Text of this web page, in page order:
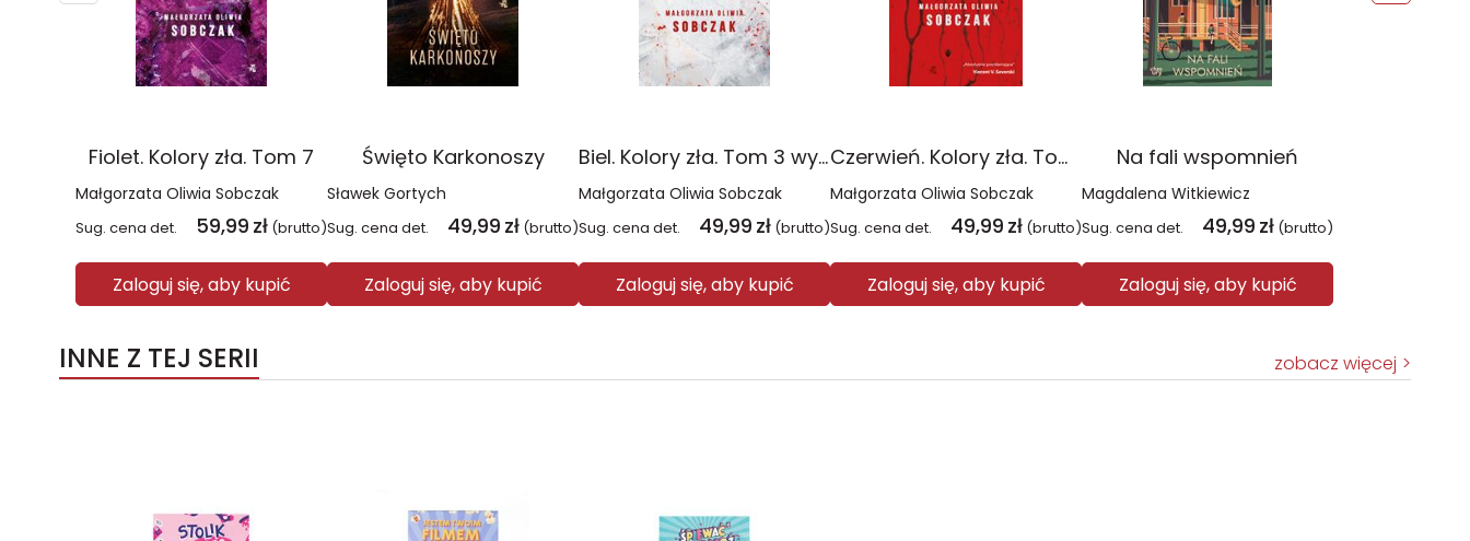
Fiolet. Kolory zła. Tom 7
Małgorzata Oliwia Sobczak
Sug. cena det. 59,99 zł (brutto)
Zaloguj się, aby kupić
Święto Karkonoszy
Sławek Gortych
Sug. cena det. 49,99 zł (brutto)
Zaloguj się, aby kupić
Biel. Kolory zła. Tom 3 wyd. 2025
Małgorzata Oliwia Sobczak
Sug. cena det. 49,99 zł (brutto)
Zaloguj się, aby kupić
Czerwień. Kolory zła. Tom 1 wyd. 2025
Małgorzata Oliwia Sobczak
Sug. cena det. 49,99 zł (brutto)
Zaloguj się, aby kupić
Na fali wspomnień
Magdalena Witkiewicz
Sug. cena det. 49,99 zł (brutto)
Zaloguj się, aby kupić
INNE Z TEJ SERII zobacz więcej